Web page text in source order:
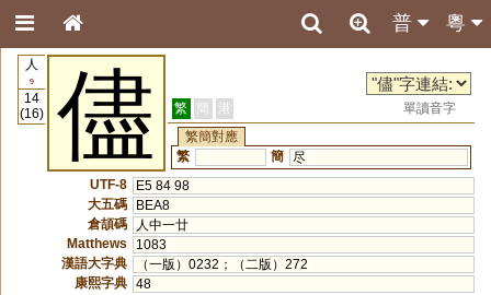
粵
普
人
9
14
(16)
儘 繁 簡 港
單讀音字
繁簡對應
繁
簡
尽
UTF-8
E5 84 98
大五碼
BEA8
倉頡碼
人中一廿
Matthews
1083
漢語大字典
（一版）0232；（二版）272
康熙字典 48